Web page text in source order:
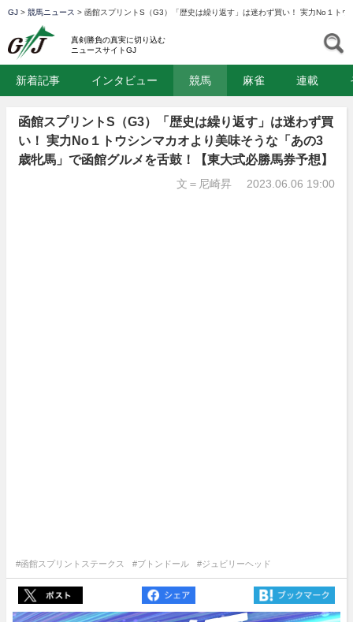
GJ > 競馬ニュース > 函館スプリントS（G3）「歴史は繰り返す」は迷わず買い！ 実力No１ト
真剣勝負の真実に切り込む
ニュースサイトGJ
新着記事 インタビュー 競馬 麻雀 連載
函館スプリントS（G3）「歴史は繰り返す」は迷わず買
い！ 実力No１トウシンマカオより美味そうな「あの3
歳牝馬」で函館グルメを舌鼓！【東大式必勝馬券予想】
文＝尼崎昇 2023.06.06 19:00
#函館スプリントステークス #ブトンドール #ジュビリーヘッド